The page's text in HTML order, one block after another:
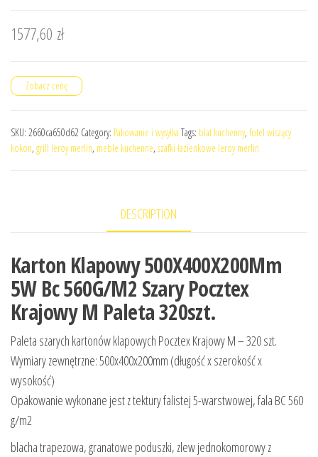
1577,60 zł
Zobacz cenę
SKU: 2660ca650d62 Category: Pakowanie i wysyłka Tags: blat kuchenny, fotel wiszący
kokon, grill leroy merlin, meble kuchenne, szafki łazienkowe leroy merlin
DESCRIPTION
Karton Klapowy 500X400X200Mm
5W Bc 560G/M2 Szary Pocztex
Krajowy M Paleta 320szt.
Paleta szarych kartonów klapowych Pocztex Krajowy M – 320 szt.
Wymiary zewnętrzne: 500x400x200mm (długość x szerokość x
wysokość)
Opakowanie wykonane jest z tektury falistej 5-warstwowej, fala BC 560
g/m2
blacha trapezowa, granatowe poduszki, zlew jednokomorowy z